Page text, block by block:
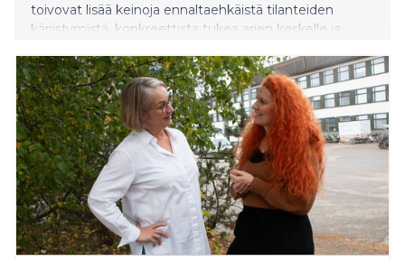
toivovat lisää keinoja ennaltaehkäistä tilanteiden
kärjistymistä, konkreettista tukea arjen keskelle ja